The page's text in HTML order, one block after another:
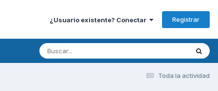
¿Usuario existente? Conectar Registrar
Toda la actividad